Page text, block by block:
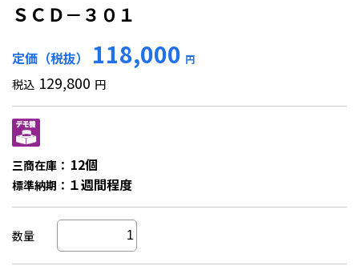
ＳＣＤ－３０１
定価（税抜） 118,000 円
税込 129,800 円
三商在庫： 12個
標準納期： １週間程度
数量